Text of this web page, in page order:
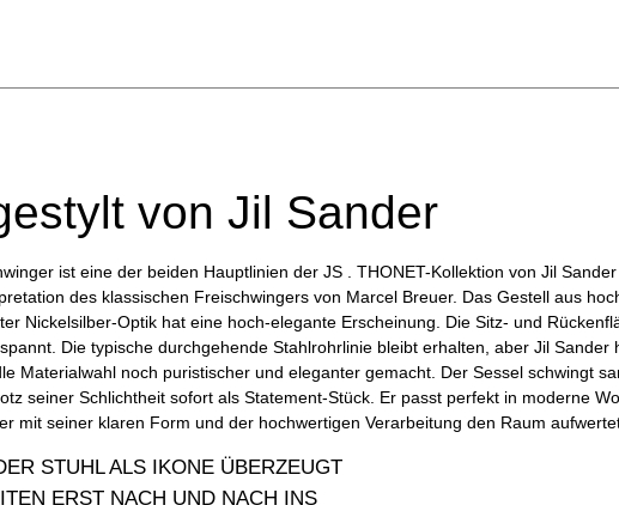
von Jil Sander
ist eine der beiden Hauptlinien der JS . THONET-Kollektion von Jil
des klassischen Freischwingers von Marcel Breuer. Das Gestell aus
Nickelsilber-Optik hat eine hoch-elegante Erscheinung. Die Sitz- und
Die typische durchgehende Stahlrohrlinie bleibt erhalten, aber Jil Sander
Materialwahl noch puristischer und eleganter gemacht. Der Sessel schwingt
seiner Schlichtheit sofort als Statement-Stück. Er passt perfekt in moderne
mit seiner klaren Form und der hochwertigen Verarbeitung den Raum
STUHL ALS IKONE ÜBERZEUGT
ERST NACH UND NACH INS